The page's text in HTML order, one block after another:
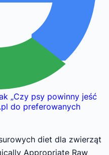
„Czy psy powinny jeść
do preferowanych
diet dla zwierząt
Appropriate Raw